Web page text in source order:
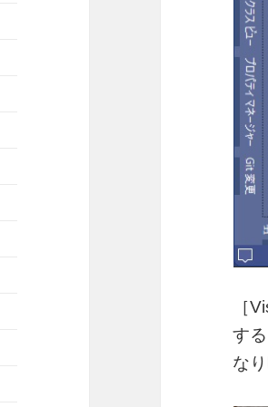
［
す
な